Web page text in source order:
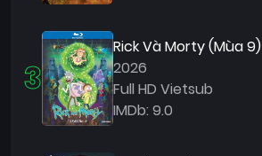
3
Rick Và Morty (Mùa 9)
2026
Full HD Vietsub
IMDb: 9.0